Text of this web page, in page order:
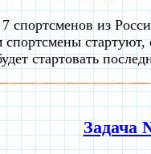
спортсменов из
стартуют,
стартовать
Задача